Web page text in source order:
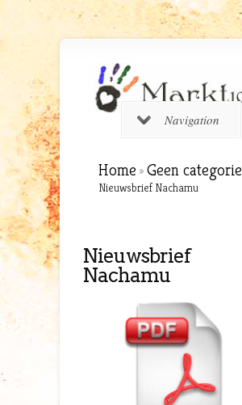
Navigation
Home » Geen categorie
Nieuwsbrief Nachamu
Nieuwsbrief
Nachamu